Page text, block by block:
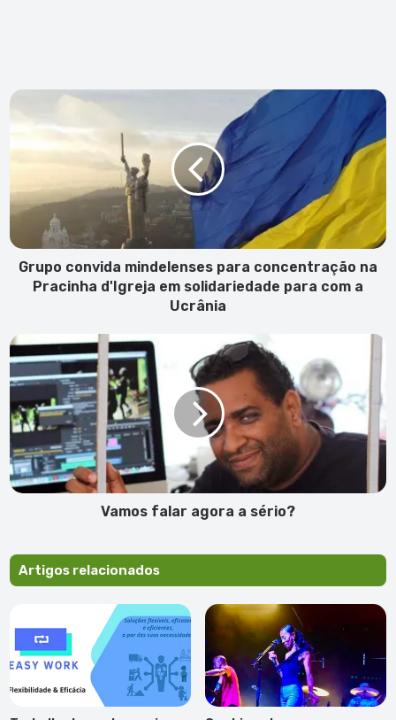
Grupo
mindelenses
para
na
Pracinha
d'Igreja
em
solidariedade
Ucrânia
Grupo convida mindelenses para concentração na
Pracinha d'Igreja em solidariedade para com a
Ucrânia
Vamos
falar
agora
sério?
Vamos falar agora a sério?
Artigos relacionados